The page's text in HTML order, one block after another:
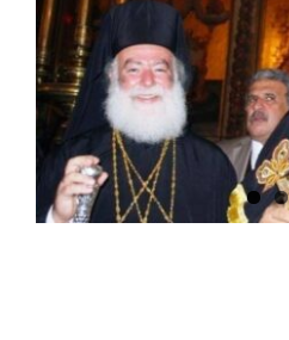
MEDIA
ΕΝΗΜΕΡΩΣΗ
ΣΥΝΔΕΣΕΙΣ
μεγαλύτερης
εικόνας